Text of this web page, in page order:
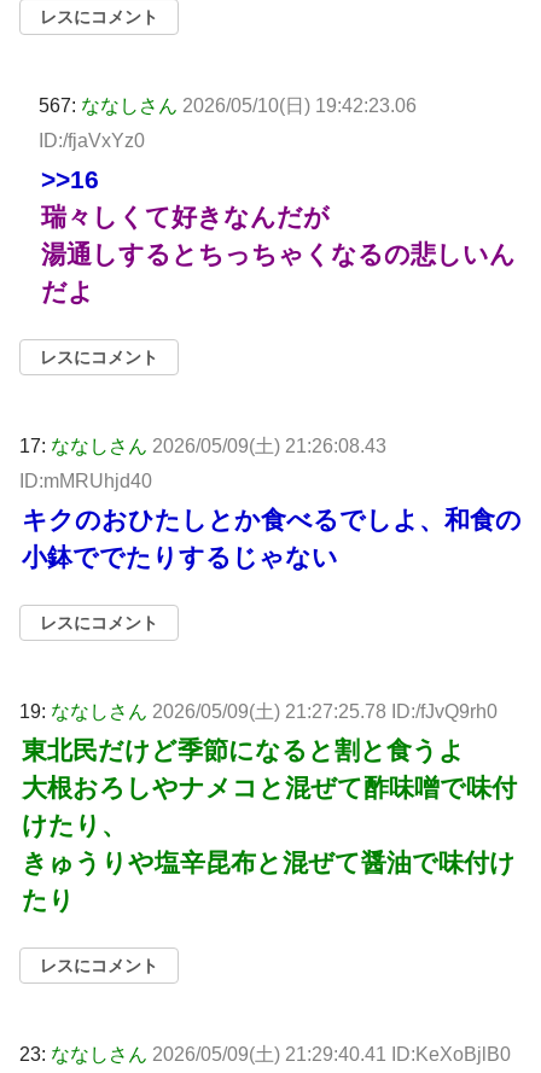
レスにコメント
567: ななしさん 2026/05/10(日) 19:42:23.06
ID:/fjaVxYz0
>>16
瑞々しくて好きなんだが
湯通しするとちっちゃくなるの悲しいん
だよ
レスにコメント
17: ななしさん 2026/05/09(土) 21:26:08.43
ID:mMRUhjd40
キクのおひたしとか食べるでしよ、和食の
小鉢ででたりするじゃない
レスにコメント
19: ななしさん 2026/05/09(土) 21:27:25.78 ID:/fJvQ9rh0
東北民だけど季節になると割と食うよ
大根おろしやナメコと混ぜて酢味噌で味付
けたり、
きゅうりや塩辛昆布と混ぜて醤油で味付け
たり
レスにコメント
23: ななしさん 2026/05/09(土) 21:29:40.41 ID:KeXoBjlB0